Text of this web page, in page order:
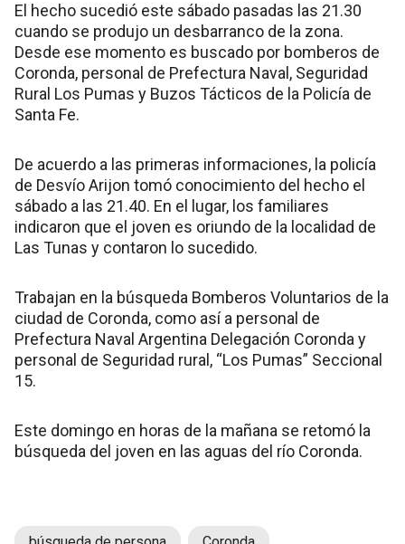
El hecho sucedió este sábado pasadas las 21.30
cuando se produjo un desbarranco de la zona.
Desde ese momento es buscado por bomberos de
Coronda, personal de Prefectura Naval, Seguridad
Rural Los Pumas y Buzos Tácticos de la Policía de
Santa Fe.
De acuerdo a las primeras informaciones, la policía
de Desvío Arijon tomó conocimiento del hecho el
sábado a las 21.40. En el lugar, los familiares
indicaron que el joven es oriundo de la localidad de
Las Tunas y contaron lo sucedido.
Trabajan en la búsqueda Bomberos Voluntarios de la
ciudad de Coronda, como así a personal de
Prefectura Naval Argentina Delegación Coronda y
personal de Seguridad rural, “Los Pumas” Seccional
15.
Este domingo en horas de la mañana se retomó la
búsqueda del joven en las aguas del río Coronda.